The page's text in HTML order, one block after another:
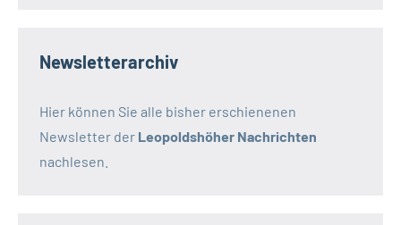
Newsletterarchiv
Hier können Sie alle bisher erschienenen
Newsletter der Leopoldshöher Nachrichten
nachlesen.